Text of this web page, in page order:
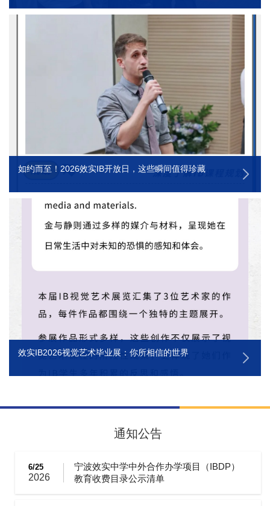
如约而至！2026效实IB开放日，这些瞬间值得珍藏
效实IB2026视觉艺术毕业展：你所相信的世界
通知公告
6/25
2026
宁波效实中学中外合作办学项目（IBDP）
教育收费目录公示清单